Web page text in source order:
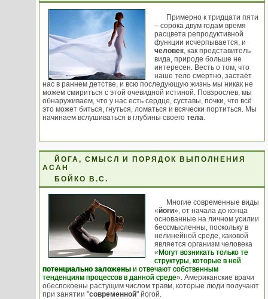
Примерно к тридцати пяти
– сорока двум годам время
расцвета репродуктивной
функции исчерпывается, и
человек, как представитель
вида, природе больше не
интересен. Весть о том, что
наше тело смертно, застаёт
нас в раннем детстве, и всю последующую жизнь мы никак не
можем смириться с этой очевидной истиной. Повзрослев, мы
обнаруживаем, что у нас есть сердце, суставы, почки, что всё
это может биться, гнуться, ломаться и всячески портиться. Мы
начинаем вслушиваться в глубины своего тела.
ЙОГА, СМЫСЛ И ПОРЯДОК ВЫПОЛНЕНИЯ
АСАН
БОЙКО В.С.
Многие современные виды
«йоги», от начала до конца
основанные на личном усилии
бессмысленны, поскольку в
нелинейной среде, каковой
является организм человека
« Могут возникать только те
структуры, которые в ней
потенциально заложены и отвечают собственным
тенденциям процессов в данной среде». Американские врачи
обеспокоены растущим числом травм, которые люди получают
при занятии "современной" йогой.